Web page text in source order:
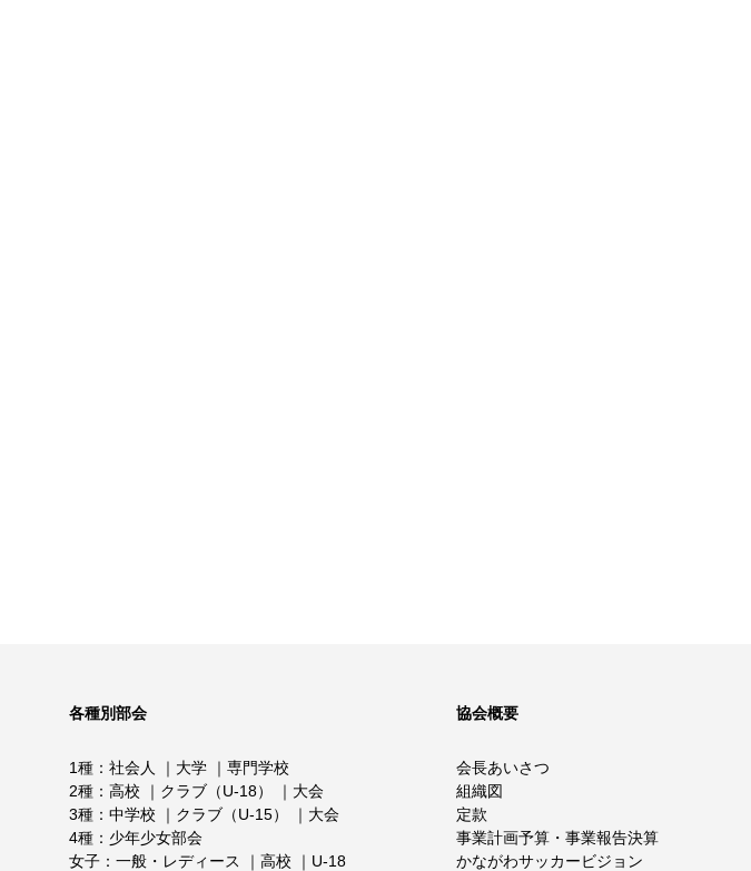
各種別部会
1種 社会人 大学
専門学校
2種
高校 クラブ（U-18）
大会
3種
中学校 クラブ（U-15）
大会
4種
少年少女部会
女子
一般・レディース 高校 U-18
協会概要
会長あいさつ
組織図
定款
事業計画予算・事業報告決算
かながわサッカービジョン